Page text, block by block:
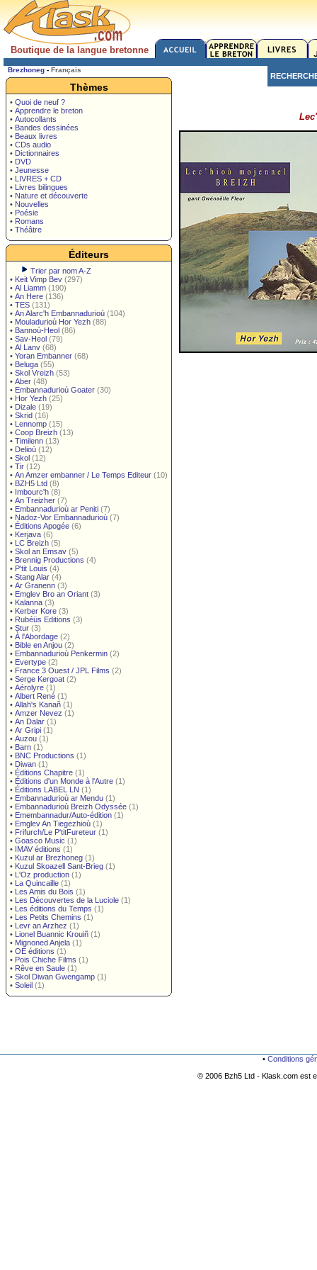
Boutique de la langue bretonne
Brezhoneg - Français
Thèmes
• Quoi de neuf ?
• Apprendre le breton
• Autocollants
• Bandes dessinées
• Beaux livres
• CDs audio
• Dictionnaires
• DVD
• Jeunesse
• LIVRES + CD
• Livres bilingues
• Nature et découverte
• Nouvelles
• Poésie
• Romans
• Théâtre
Éditeurs
Trier par nom A-Z
• Keit Vimp Bev (297)
• Al Liamm (190)
• An Here (136)
• TES (131)
• An Alarc'h Embannadurioù (104)
• Mouladurioù Hor Yezh (88)
• Bannoù-Heol (86)
• Sav-Heol (79)
• Al Lanv (68)
• Yoran Embanner (68)
• Beluga (55)
• Skol Vreizh (53)
• Aber (48)
• Embannadurioù Goater (30)
• Hor Yezh (25)
• Dizale (19)
• Skrid (16)
• Lennomp (15)
• Coop Breizh (13)
• Timilenn (13)
• Delioù (12)
• Skol (12)
• Tir (12)
• An Amzer embanner / Le Temps Editeur (10)
• BZH5 Ltd (8)
• Imbourc'h (8)
• An Treizher (7)
• Embannadurioù ar Peniti (7)
• Nadoz-Vor Embannadurioù (7)
• Éditions Apogée (6)
• Kerjava (6)
• LC Breizh (5)
• Skol an Emsav (5)
• Brennig Productions (4)
• P'tit Louis (4)
• Stang Alar (4)
• Ar Granenn (3)
• Emglev Bro an Oriant (3)
• Kalanna (3)
• Kerber Kore (3)
• Rubéüs Editions (3)
• Stur (3)
• À l'Abordage (2)
• Bible en Anjou (2)
• Embannadurioù Penkermin (2)
• Evertype (2)
• France 3 Ouest / JPL Films (2)
• Serge Kergoat (2)
• Aérolyre (1)
• Albert René (1)
• Allah's Kanañ (1)
• Amzer Nevez (1)
• An Dalar (1)
• Ar Gripi (1)
• Auzou (1)
• Barn (1)
• BNC Productions (1)
• Diwan (1)
• Éditions Chapitre (1)
• Éditions d'un Monde à l'Autre (1)
• Éditions LABEL LN (1)
• Embannadurioù ar Mendu (1)
• Embannadurioù Breizh Odyssée (1)
• Emembannadur/Auto-édition (1)
• Emglev An Tiegezhioù (1)
• Frifurch/Le P'titFureteur (1)
• Goasco Music (1)
• IMAV éditions (1)
• Kuzul ar Brezhoneg (1)
• Kuzul Skoazell Sant-Brieg (1)
• L'Oz production (1)
• La Quincaille (1)
• Les Amis du Bois (1)
• Les Découvertes de la Luciole (1)
• Les éditions du Temps (1)
• Les Petits Chemins (1)
• Levr an Arzhez (1)
• Lionel Buannic Krouiñ (1)
• Mignoned Anjela (1)
• OE éditions (1)
• Pois Chiche Films (1)
• Rêve en Saule (1)
• Skol Diwan Gwengamp (1)
• Soleil (1)
• Conditions
© 2006 Bzh5 Ltd - Klask.com est